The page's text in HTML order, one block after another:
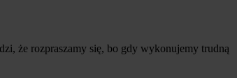
że rozpraszamy się, bo gdy wykonujemy trudną